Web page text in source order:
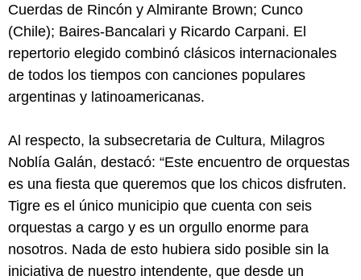
Cuerdas de Rincón y Almirante Brown; Cunco
(Chile); Baires-Bancalari y Ricardo Carpani. El
repertorio elegido combinó clásicos internacionales
de todos los tiempos con canciones populares
argentinas y latinoamericanas.
Al respecto, la subsecretaria de Cultura, Milagros
Noblía Galán, destacó: “Este encuentro de orquestas
es una fiesta que queremos que los chicos disfruten.
Tigre es el único municipio que cuenta con seis
orquestas a cargo y es un orgullo enorme para
nosotros. Nada de esto hubiera sido posible sin la
iniciativa de nuestro intendente, que desde un